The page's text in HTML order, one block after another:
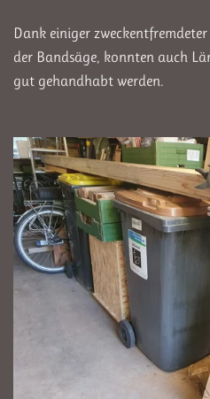
Dank einiger
der Bandsäge, konnten auch
gut gehandhabt werden.